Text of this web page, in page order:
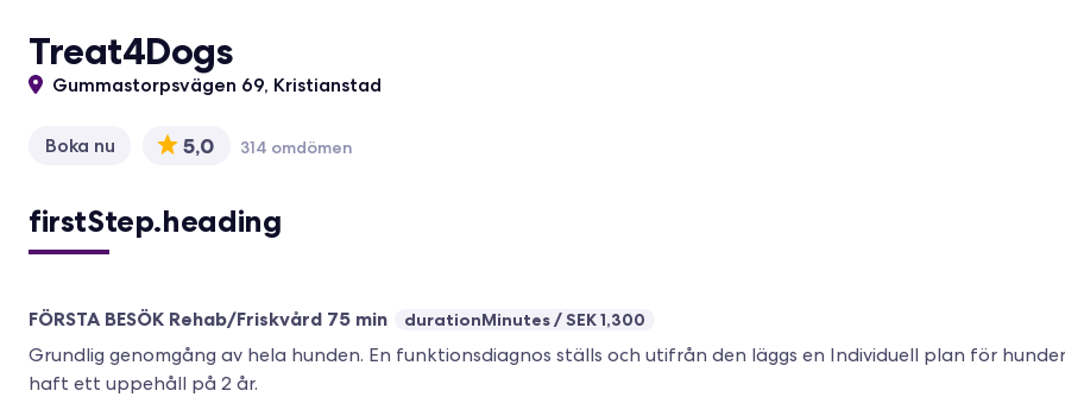
Treat4Dogs
Gummastorpsvägen 69, Kristianstad
Boka nu 5,0 314 omdömen
firstStep.heading
FÖRSTA BESÖK Rehab/Friskvård 75 min durationMinutes SEK 1,300
Grundlig genomgång av hela hunden. En funktionsdiagnos ställs och utifrån den läggs en Individuell plan för
haft ett uppehåll på 2 år.